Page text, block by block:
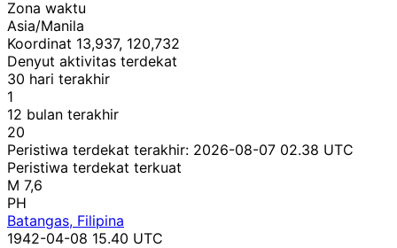
Zona waktu
Asia/Manila
Koordinat 13,937, 120,732
Denyut aktivitas terdekat
30 hari terakhir
1
12 bulan terakhir
20
Peristiwa terdekat terakhir: 2026-08-07 02.38 UTC
Peristiwa terdekat terkuat
M 7,6
PH
Batangas, Filipina
1942-04-08 15.40 UTC